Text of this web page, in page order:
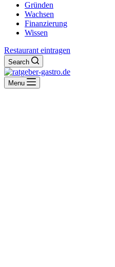
Gründen
Wachsen
Finanzierung
Wissen
Restaurant eintragen
Search
Menu